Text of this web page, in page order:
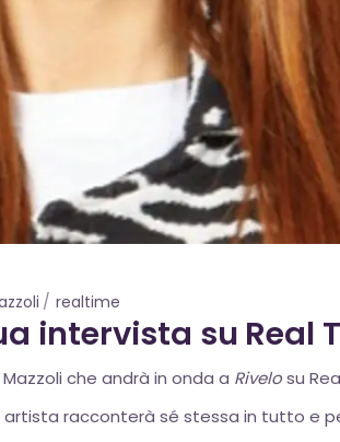
realtime
intervista su Real
che andrà in onda a Rivelosu
artista racconterà sé stessa in tutto e